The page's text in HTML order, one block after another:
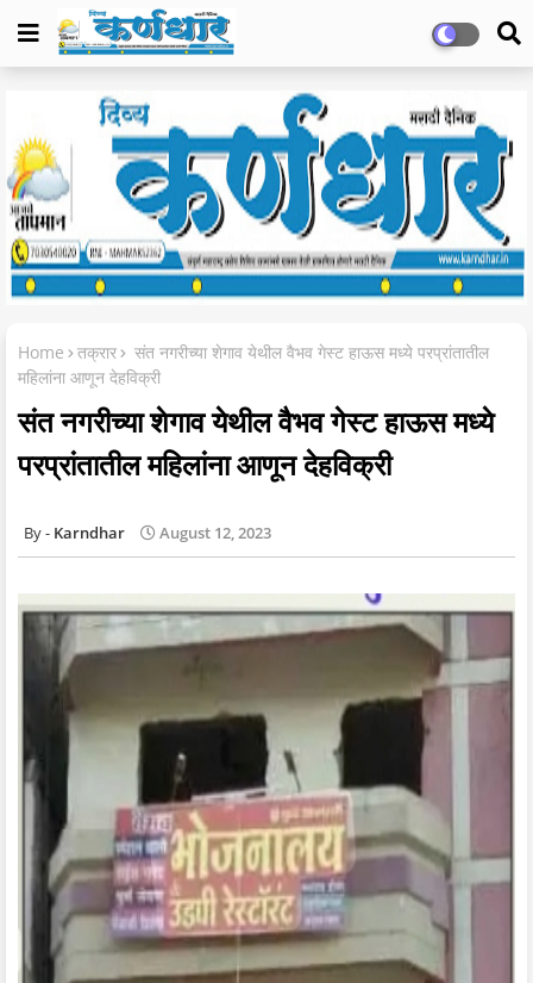
Home तक्रार
संत नगरीच्या शेगाव येथील वैभव गेस्ट हाऊस मध्ये परप्रांतातील
महिलांना आणून देहविक्री
संत नगरीच्या शेगाव येथील वैभव गेस्ट हाऊस मध्ये
परप्रांतातील महिलांना आणून देहविक्री
Karndhar August 12, 2023